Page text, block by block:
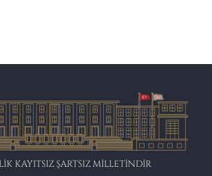
KAYITSIZ ŞARTSIZ MİLLETİNDİR